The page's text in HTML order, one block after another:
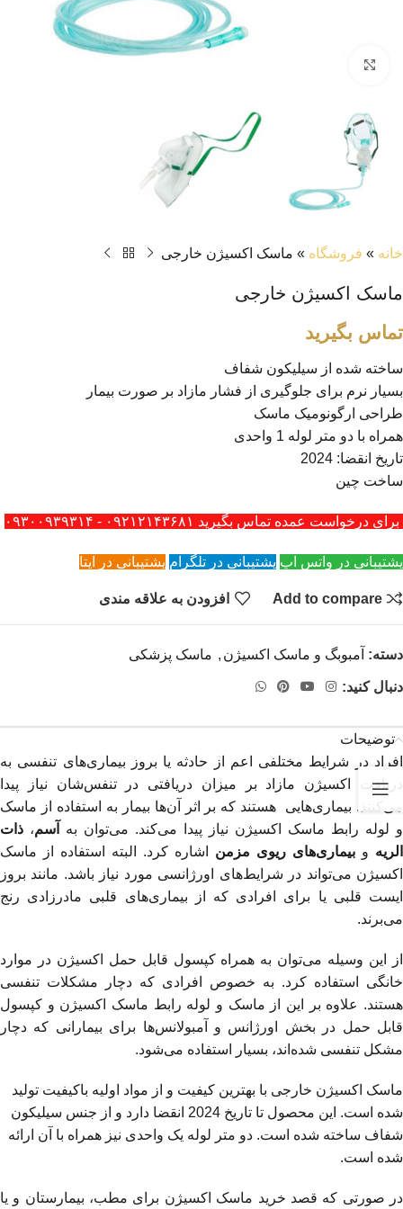
خانه » فروشگاه » ماسک اکسیژن خارجی
ماسک اکسیژن خارجی
تماس بگیرید
ساخته شده از سیلیکون شفاف
بسیار نرم برای جلوگیری از فشار مازاد بر صورت بیمار
طراحی ارگونومیک ماسک
همراه با دو متر لوله 1 واحدی
تاریخ انقضا: 2024
ساخت چین
برای درخواست عمده تماس بگیرید ۰۹۲۱۲۱۴۳۶۸۱ - ۰۹۳۰۰۹۳۹۳۱۴
پشتیبانی در واتس اپ پشتیبانی در تلگرام پشتیبانی در ایتا
Add to compare افزودن به علاقه مندی
دسته: آمبوبگ و ماسک اکسیژن , ماسک پزشکی
دنبال کنید:
توضیحات
افراد در شرایط‌ مختلفی اعم از حادثه یا بروز بیماری‌های تنفسی به
دریافت اکسیژن مازاد بر میزان دریافتی در تنفس‌شان نیاز پیدا
می‌کنند. بیماری‌هایی هستند که بر اثر آن‌ها بیمار به استفاده از ماسک
و لوله رابط ماسک اکسیژن نیاز پیدا می‌کند. می‌توان به
آسم، ذات
الریه و بیماری‌های ریوی مزمن اشاره کرد. البته استفاده از ماسک
اکسیژن می‌تواند در شرایط‌های اورژانسی مورد نیاز باشد. مانند بروز
ایست قلبی یا برای افرادی که از بیماری‌های قلبی مادرزادی رنج
می‌برند.
از این وسیله می‌توان به همراه کپسول قابل حمل اکسیژن در موارد
خانگی استفاده کرد. به خصوص افرادی که دچار مشکلات تنفسی
هستند. علاوه بر این از ماسک و لوله رابط ماسک اکسیژن و کپسول
قابل حمل در بخش اورژانس و آمبولانس‌ها برای بیمارانی که دچار
مشکل تنفسی شده‌اند، بسیار استفاده می‌شود.
ماسک اکسیژن خارجی با بهترین کیفیت و از مواد اولیه باکیفیت تولید
شده است. این محصول تا تاریخ 2024 انقضا دارد و از جنس سیلیکون
شفاف ساخته شده است. دو متر لوله یک واحدی نیز همراه با آن ارائه
شده است.
در صورتی که قصد خرید ماسک اکسیژن برای مطب، بیمارستان و یا